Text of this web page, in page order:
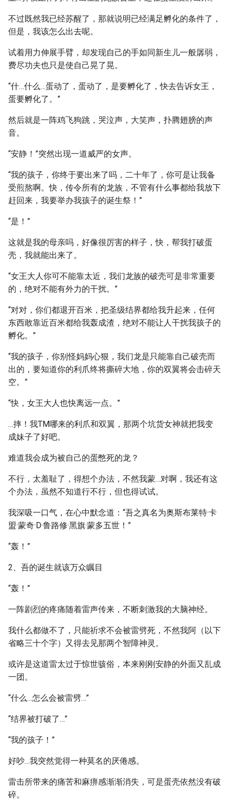
不过既然我已经苏醒了，那就说明已经满足孵化的条件了，
但是，我该怎么出去呢。
试着用力伸展手臂，却发现自己的手如同新生儿一般孱弱，
费尽功夫也只是使自己晃了晃。
“什…什么…蛋动了，蛋动了，是要孵化了，快去告诉女王，
蛋要孵化了。”
然后就是一阵鸡飞狗跳，哭泣声，大笑声，扑腾翅膀的声
音。
“安静！”突然出现一道威严的女声。
“我的孩子，你终于要出来了吗，二十年了，你可是让我备
受煎熬啊。快，传令所有的龙族，不管有什么事都给我放下
赶回来，我要举办我孩子的诞生祭！”
“是！”
这就是我的母亲吗，好像很厉害的样子，快，帮我打破蛋
壳，我就能出来了。
“女王大人你可不能靠太近，我们龙族的破壳可是非常重要
的，绝对不能有外力的干扰。”
“对对，你们都退开百米，把圣级结界都给我升起来，任何
东西敢靠近百米都给我轰成渣，绝对不能让人干扰我孩子的
孵化。”
“我的孩子，你别怪妈妈心狠，我们龙是只能靠自己破壳而
出的，要知道你的利爪终将撕碎大地，你的双翼将会击碎天
空。”
“快，女王大人也快离远一点。”
…摔！我TM哪来的利爪和双翼，那两个坑货女神就把我变
成妹子了好吧。
难道我会成为被自己的蛋憋死的龙？
不行，太羞耻了，得想个办法，不然我蒙…对啊，我还有这
个办法，虽然不知道行不行，但也得试试。
我深吸一口气，在心中默念道：“吾之真名为奥斯布莱特·卡
盟·蒙奇·D·鲁路修·黑旗·蒙多五世！”
“轰！”
2、吾的诞生就该万众瞩目
“轰！”
一阵剧烈的疼痛随着雷声传来，不断刺激我的大脑神经。
我什么都做不了，只能祈求不会被雷劈死，不然我阿（以下
省略三十个字）又得去见那两个智障神灵。
或许是这道雷太过于惊世骇俗，本来刚刚安静的外面又乱成
一团。
“什么…怎么会被雷劈…”
“结界被打破了…”
“我的孩子！”
好吵…我突然觉得一种莫名的厌倦感。
雷击所带来的痛苦和麻痹感渐渐消失，可是蛋壳依然没有破
碎。